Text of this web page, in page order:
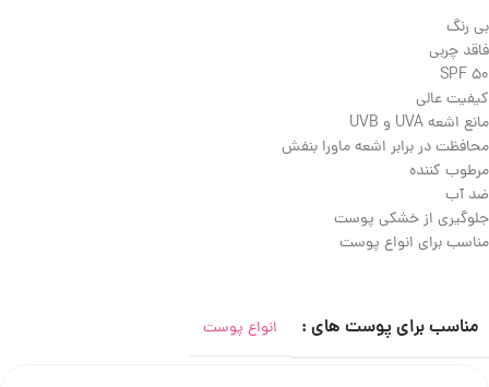
بی رنگ
فاقد چربی
SPF 50
کیفیت عالی
مانع اشعه UVA و UVB
محافظت در برابر اشعه ماورا بنفش
مرطوب کننده
ضد آب
جلوگیری از خشکی پوست
مناسب برای انواع پوست
مناسب برای پوست های : انواع پوست